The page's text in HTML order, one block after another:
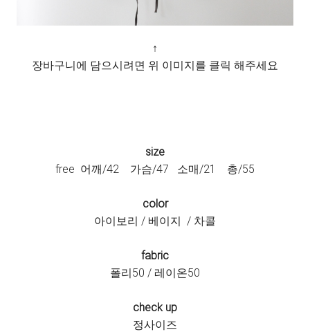
↑
장바구니에 담으시려면 위 이미지를 클릭 해주세요
size
free 어깨/42 가슴/47 소매/21 총/55
color
아이보리 / 베이지 / 차콜
fabric
폴리50 / 레이온50
check up
정사이즈